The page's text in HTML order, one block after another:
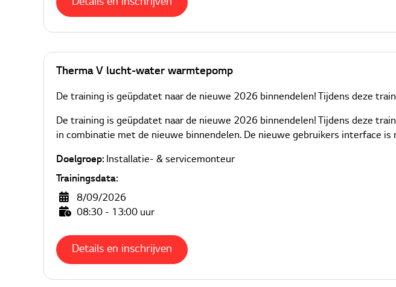
Details en inschrijven
Therma V lucht-water warmtepomp
De training is geüpdatet naar de nieuwe 2026 binnendelen! Tijdens deze
De training is geüpdatet naar de nieuwe 2026 binnendelen! Tijdens deze
in combinatie met de nieuwe binnendelen. De nieuwe gebruikers interface
Doelgroep: Installatie- & servicemonteur
Trainingsdata:
8/09/2026
08:30 - 13:00 uur
Details en inschrijven